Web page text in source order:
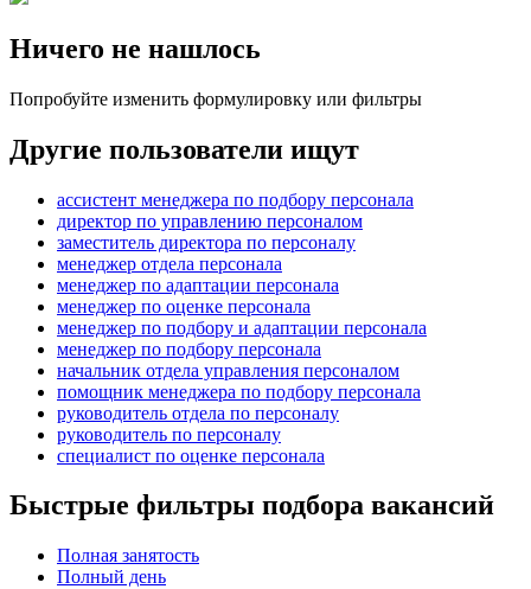
Ничего не нашлось
Попробуйте изменить формулировку или фильтры
Другие пользователи ищут
ассистент менеджера по подбору персонала
директор по управлению персоналом
заместитель директора по персоналу
менеджер отдела персонала
менеджер по адаптации персонала
менеджер по оценке персонала
менеджер по подбору и адаптации персонала
менеджер по подбору персонала
начальник отдела управления персоналом
помощник менеджера по подбору персонала
руководитель отдела по персоналу
руководитель по персоналу
специалист по оценке персонала
Быстрые фильтры подбора вакансий
Полная занятость
Полный день